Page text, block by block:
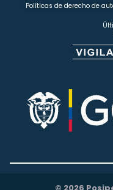
Políticas de derecho de